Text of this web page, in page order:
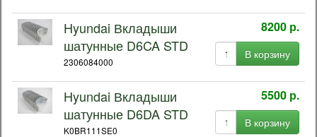
Hyundai Вкладыши
шатунные D6CA STD
2306084000
8200 р.
В корзину
Hyundai Вкладыши
шатунные D6DA STD
K0BR111SE0
5500 р.
В корзину